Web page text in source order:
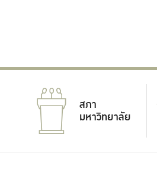
สภา
มหาวิทยาลัย